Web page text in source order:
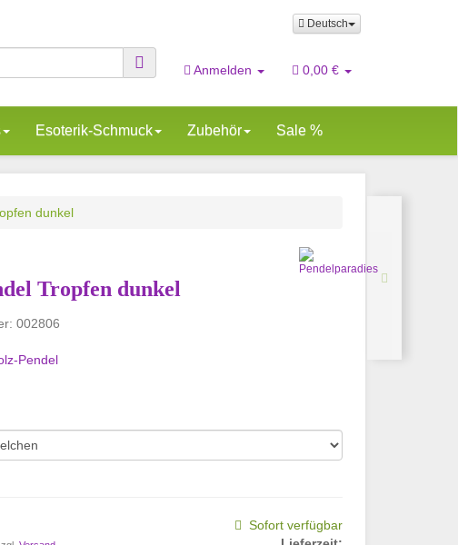
Deutsch
Anmelden 0,00 €
Esoterik-Schmuck Zubehör Sale %
dunkel
Tropfen dunkel
002806
Pendel
Sofort verfügbar